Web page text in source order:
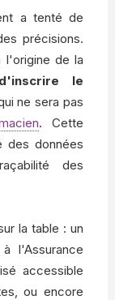
a tenté de
précisions.
l'origine de la
d'inscrire le
qui ne sera pas
. Cette
des données
des
la table : un
l'Assurance
accessible
ou encore